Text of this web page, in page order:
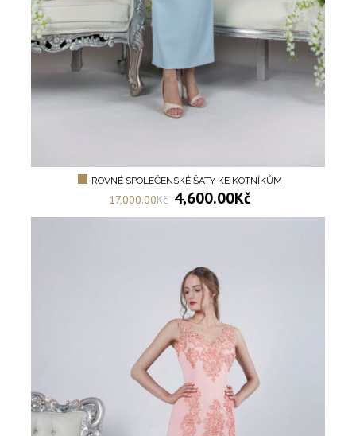
ROVNÉ SPOLEČENSKÉ ŠATY KE KOTNÍKŮM
17,000.00Kč 4,600.00Kč